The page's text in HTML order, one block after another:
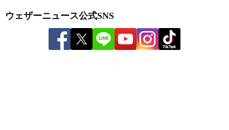
ウェザーニュース公式SNS